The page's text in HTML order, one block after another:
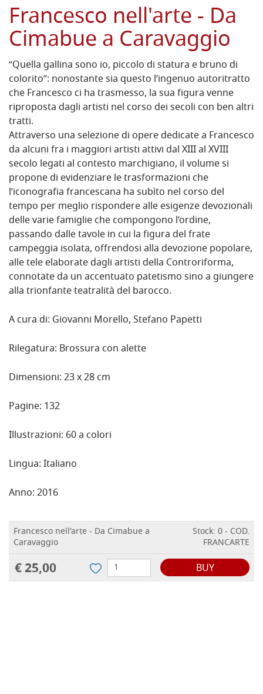
Francesco nell'arte - Da
Cimabue a Caravaggio
“Quella gallina sono io, piccolo di statura e bruno di
colorito”: nonostante sia questo l’ingenuo autoritratto
che Francesco ci ha trasmesso, la sua figura venne
riproposta dagli artisti nel corso dei secoli con ben altri
tratti.
Attraverso una selezione di opere dedicate a Francesco
da alcuni fra i maggiori artisti attivi dal XIII al XVIII
secolo legati al contesto marchigiano, il volume si
propone di evidenziare le trasformazioni che
l’iconografia francescana ha subìto nel corso del
tempo per meglio rispondere alle esigenze devozionali
delle varie famiglie che compongono l’ordine,
passando dalle tavole in cui la figura del frate
campeggia isolata, offrendosi alla devozione popolare,
alle tele elaborate dagli artisti della Controriforma,
connotate da un accentuato patetismo sino a giungere
alla trionfante teatralità del barocco.
A cura di: Giovanni Morello, Stefano Papetti
Rilegatura: Brossura con alette
Dimensioni: 23 x 28 cm
Pagine: 132
Illustrazioni: 60 a colori
Lingua: Italiano
Anno: 2016
Francesco nell'arte - Da Cimabue a
Caravaggio
Stock: 0 - COD.
FRANCARTE
€ 25,00 BUY